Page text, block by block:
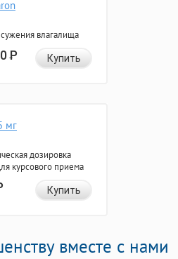
влагалища
Р Купить
мг
дозировка
курсового приема
Купить
вместе с нами